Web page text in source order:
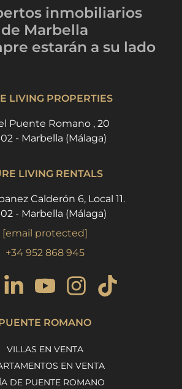
inmobiliarios
de Marbella
estarán a su lado
LIVING PROPERTIES
Puente Romano , 20
- Marbella (Málaga)
LIVING RENTALS
Calderón 6, Local 11.
- Marbella (Málaga)
[email protected]
+34 952 868 945
ROMANO
VILLAS EN VENTA
EN VENTA
DE PUENTE ROMANO